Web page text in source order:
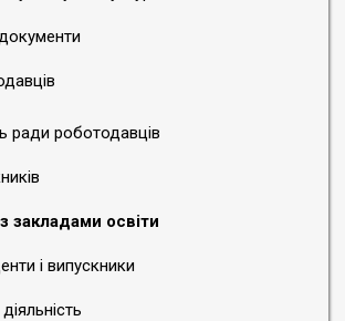
ради роботодавців
закладами освіти
і випускники